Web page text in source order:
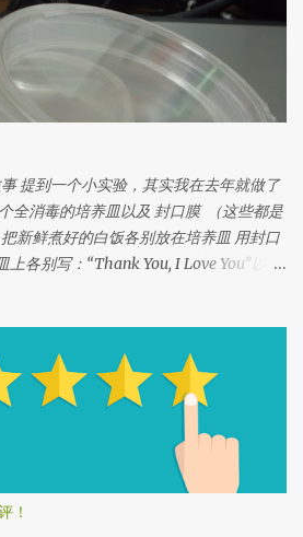
提到一个小实验，其实我在去年就做了
全消毒的培养皿以及 封口膜 （这些都是
新鲜煮好的白饭各别放在培养皿 用封口
各别写：“Thank You, I Love You”以
定要透视的，以方便你观察白饭的变
里。白饭一定要新鲜刚煮的。 还有记得
是白色，很难判断结果。 如果你是用瓶
空气里的细菌侵入印象结果。 用封口膜
验开始的日期，以方便记录。 在第一个
谢你”，“我爱你”，“你很美” 等等 在第
如：“讨厌你”，“你去死”，“你很样衰”
！